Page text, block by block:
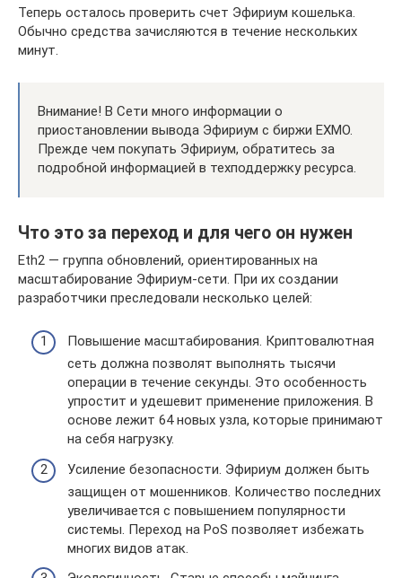
Теперь осталось проверить счет Эфириум кошелька.
Обычно средства зачисляются в течение нескольких
минут.
Внимание! В Сети много информации о
приостановлении вывода Эфириум с биржи EXMO.
Прежде чем покупать Эфириум, обратитесь за
подробной информацией в техподдержку ресурса.
Что это за переход и для чего он нужен
Eth2 — группа обновлений, ориентированных на
масштабирование Эфириум-сети. При их создании
разработчики преследовали несколько целей:
Повышение масштабирования. Криптовалютная
сеть должна позволят выполнять тысячи
операции в течение секунды. Это особенность
упростит и удешевит применение приложения. В
основе лежит 64 новых узла, которые принимают
на себя нагрузку.
Усиление безопасности. Эфириум должен быть
защищен от мошенников. Количество последних
увеличивается с повышением популярности
системы. Переход на PoS позволяет избежать
многих видов атак.